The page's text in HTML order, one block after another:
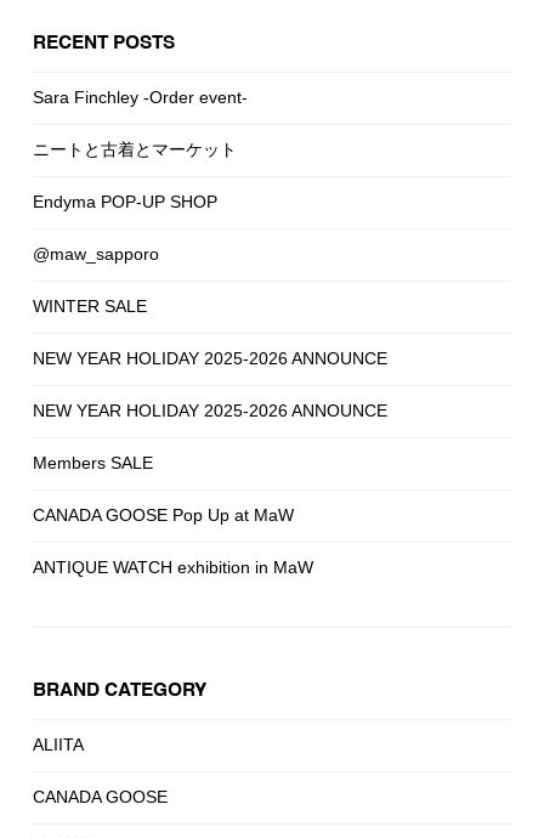
RECENT POSTS
Sara Finchley -Order event-
ニートと古着とマーケット
Endyma POP-UP SHOP
@maw_sapporo
WINTER SALE
NEW YEAR HOLIDAY 2025-2026 ANNOUNCE
NEW YEAR HOLIDAY 2025-2026 ANNOUNCE
Members SALE
CANADA GOOSE Pop Up at MaW
ANTIQUE WATCH exhibition in MaW
BRAND CATEGORY
ALIITA
CANADA GOOSE